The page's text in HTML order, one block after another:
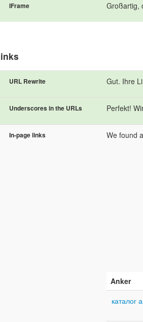
IFrame Großartig,
URL Rewrite Gut. Ihre
Underscores in the URLs Perfekt!
In-page links We found
Anker
каталог